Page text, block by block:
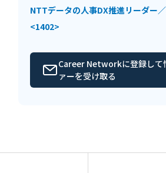
NTTデータの人事DX推進リーダー
<1402>
Career Networkに登録して
ァーを受け取る